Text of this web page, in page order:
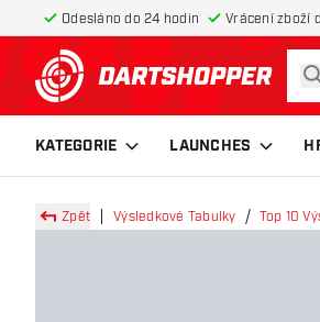
Odesláno do 24 hodin Vrácení zboží
Zpět na hlavní
KATEGORIE LAUNCHES
Zpět Výsledkové Tabulky Top 10